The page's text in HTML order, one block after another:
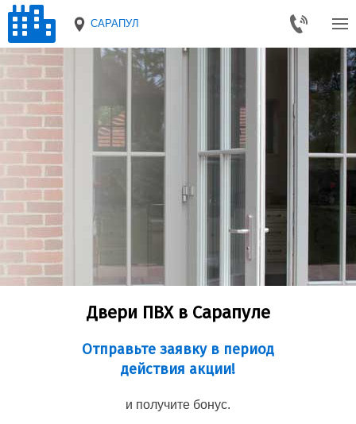
САРАПУЛ
Двери ПВХ в Сарапуле
Отправьте заявку в период
действия акции!
и получите бонус.